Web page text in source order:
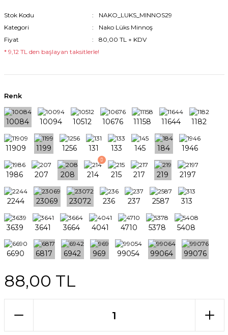
Stok Kodu
NAKO_LUKS_MINNOS29
Kategori
Nako Lüks Minnoş
Fiyat
80,00 TL + KDV
* 9,12 TL den başlayan taksitlerle!
Renk
88,00 TL